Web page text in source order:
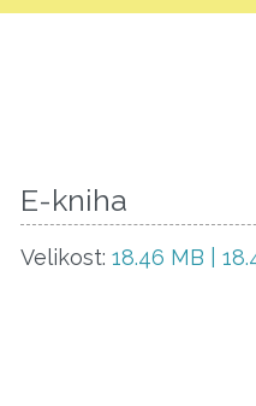
E-kniha
Velikost: 18.46 MB |